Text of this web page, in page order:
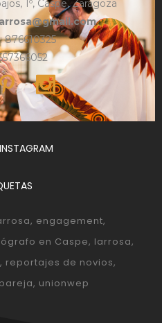
1º, Caspe, Zaragoza
876610325
engagement
en Caspe larrosa
reportajes de novios
unionwep